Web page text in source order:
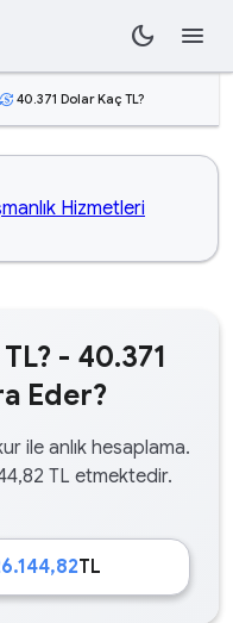
dark_mode menu
currency_exchange 40.371 Dolar Kaç TL?
- 40.371
Eder?
ile anlık hesaplama.
TL etmektedir.
TL